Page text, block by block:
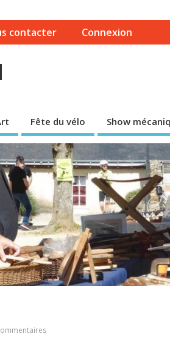
contacter Connexion
Fête du vélo Show